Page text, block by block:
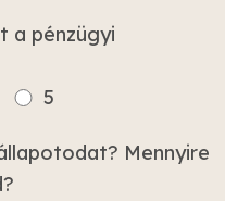
a pénzügyi
5
Mennyire